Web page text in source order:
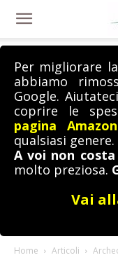
Per migliorare
abbiamo
Google.
coprire le
pagina Amazon
qualsiasi genere.
A voi non costa
molto preziosa.
Vai
Home Articoli